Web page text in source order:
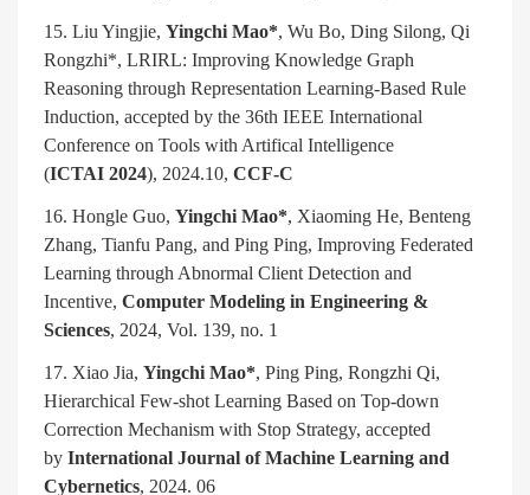
15. Liu Yingjie, Yingchi Mao*, Wu Bo, Ding Silong, Qi
Rongzhi*, LRIRL: Improving Knowledge Graph
Reasoning through Representation Learning-Based Rule
Induction, accepted by the 36th IEEE International
Conference on Tools with Artifical Intelligence
(ICTAI 2024), 2024.10, CCF-C
16. Hongle Guo, Yingchi Mao*, Xiaoming He, Benteng
Zhang, Tianfu Pang, and Ping Ping, Improving Federated
Learning through Abnormal Client Detection and
Incentive, Computer Modeling in Engineering &
Sciences, 2024, Vol. 139, no. 1
17. Xiao Jia, Yingchi Mao*, Ping Ping, Rongzhi Qi,
Hierarchical Few-shot Learning Based on Top-down
Correction Mechanism with Stop Strategy, accepted
by International Journal of Machine Learning and
Cybernetics, 2024. 06